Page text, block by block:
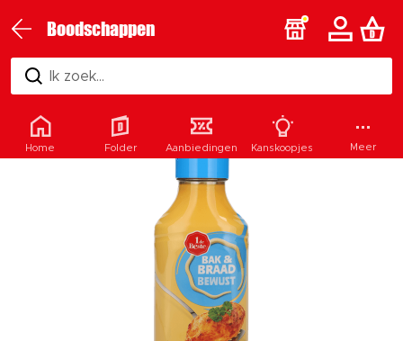
Boodschappen
Ik zoek...
Home Folder Aanbiedingen Kanskoopjes Meer